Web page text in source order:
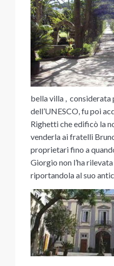
bella villa , considerata
dell’UNESCO, fu poi
Righetti che edificò la
venderla ai fratelli
proprietari fino a
Giorgio non l’ha
riportandola al suo